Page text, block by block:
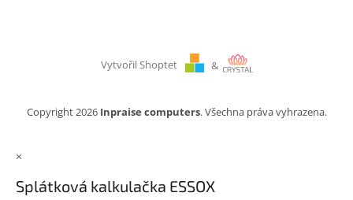
Vytvořil Shoptet &
Copyright 2026 Inpraise computers. Všechna práva vyhrazena.
×
Splátková kalkulačka ESSOX